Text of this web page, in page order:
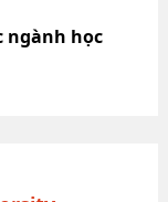
ngành học